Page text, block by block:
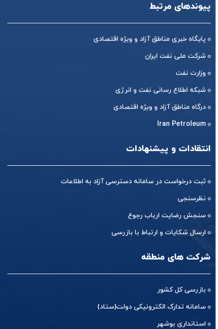
پیوندهای مرتبط
پایگاه خبری مناطق آزاد و ویژه اقتصادی
شرکت ملی نفت ایران
وزارت نفت
شبکه اطلاع رسانی نفت و انرژی
درگاه مناطق آزاد و ویژه اقتصادی
Iran Petroleum
انتقادات و پیشنهادات
ثبت درخواست در سامانه دسترسی آزاد به اطلاعات
نظرسنجی
سنجش رضایت ارباب رجوع
ارسال شکایات و ارتباط با بازرسی
شرکت های منطقه
بازرسی کل کشور
سامانه تدارک الکترونیکی دولت(ستاد)
استانداری بوشهر